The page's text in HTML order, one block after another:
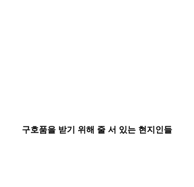
구호품을 받기 위해 줄 서 있는 현지인들